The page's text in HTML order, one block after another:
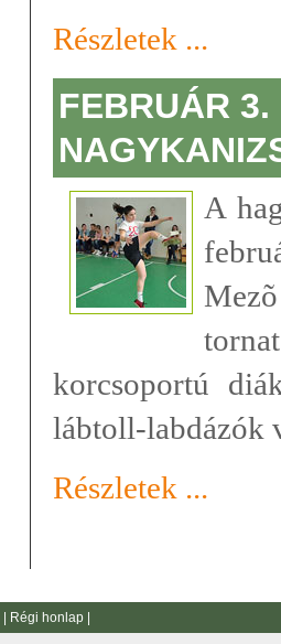
Részletek ...
FEBRUÁR
A
korcsoportú
lábtoll-labdázók
Részletek ...
Régi honlap